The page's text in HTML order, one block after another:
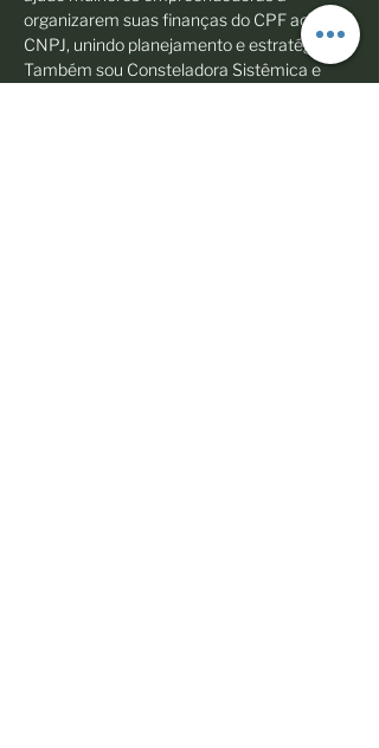
organizarem suas finanças do CPF ao
CNPJ, unindo planejamento e estratégia.
Também sou Consteladora Sistêmica e